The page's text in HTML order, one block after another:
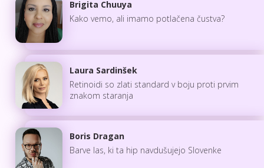
Brigita Chuuya
Kako vemo, ali imamo potlačena čustva?
Laura Sardinšek
Retinoidi so zlati standard v boju proti prvim
znakom staranja
Boris Dragan
Barve las, ki ta hip navdušujejo Slovenke